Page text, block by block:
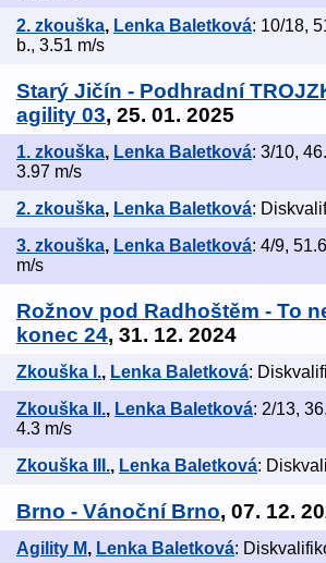
2. zkouška, Lenka Baletková: 10/18,
b., 3.51 m/s
Starý Jičín - Podhradní
agility 03, 25. 01. 2025
1. zkouška, Lenka Baletková: 3/10,
3.97 m/s
2. zkouška, Lenka Baletková:
3. zkouška, Lenka Baletková: 4/9,
m/s
Rožnov pod Radhoštěm - To
konec 24, 31. 12. 2024
Zkouška I., Lenka Baletková:
Zkouška II., Lenka Baletková: 2/13,
4.3 m/s
Zkouška III., Lenka Baletková:
Brno - Vánoční Brno, 07. 12.
Agility M, Lenka Baletková: